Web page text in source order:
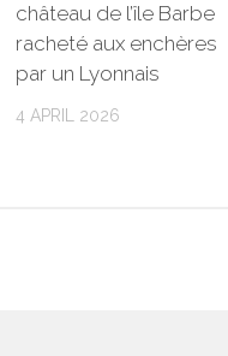
château de l’île Barbe
racheté aux enchères
par un Lyonnais
4 APRIL 2026